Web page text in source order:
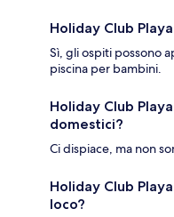
Holiday Club
Sì, gli ospiti possono
piscina per bambini.
Holiday Club
domestici?
Ci dispiace, ma non
Holiday Club
loco?